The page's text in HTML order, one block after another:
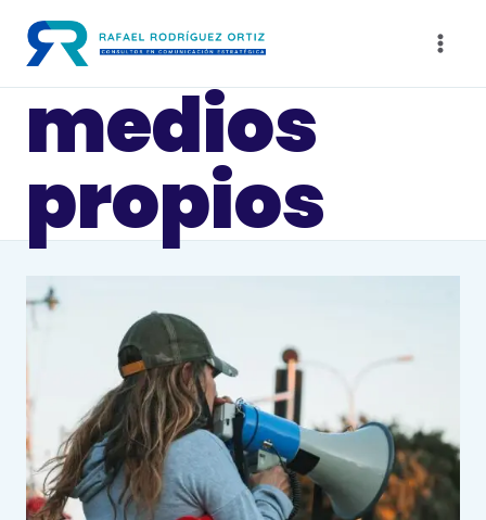
contenido
medios
propios